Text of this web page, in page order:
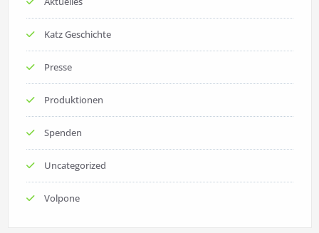
Katz Geschichte
Presse
Produktionen
Spenden
Uncategorized
Volpone